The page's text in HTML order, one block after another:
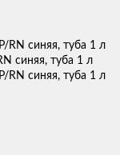
синяя, туба 1 л